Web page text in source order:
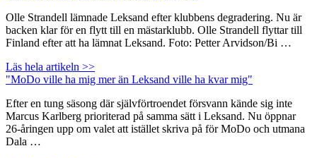
Olle Strandell lämnade Leksand efter klubbens degradering. Nu är
backen klar för en flytt till en mästarklubb. Olle Strandell flyttar till
Finland efter att ha lämnat Leksand. Foto: Petter Arvidson/Bi …
Läs hela artikeln >>
"MoDo ville ha mig mer än Leksand ville ha kvar mig"
Efter en tung säsong där självförtroendet försvann kände sig inte
Marcus Karlberg prioriterad på samma sätt i Leksand. Nu öppnar
26-åringen upp om valet att istället skriva på för MoDo och utmana
Dala …